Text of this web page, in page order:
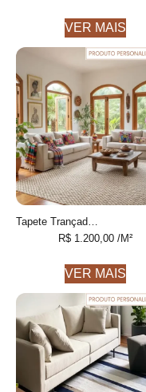
VER MAIS
Tapete Trançado Personalizável feito à mão, 100% algodão reciclado
R$1.200,00/M²
VER MAIS